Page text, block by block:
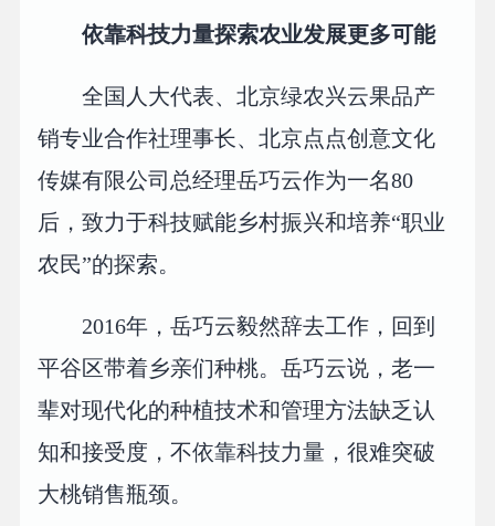
依靠科技力量探索农业发展更多可能
全国人大代表、北京绿农兴云果品产
销专业合作社理事长、北京点点创意文化
传媒有限公司总经理岳巧云作为一名80
后，致力于科技赋能乡村振兴和培养“职业
农民”的探索。
2016年，岳巧云毅然辞去工作，回到
平谷区带着乡亲们种桃。岳巧云说，老一
辈对现代化的种植技术和管理方法缺乏认
知和接受度，不依靠科技力量，很难突破
大桃销售瓶颈。